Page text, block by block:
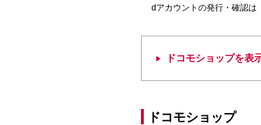
dアカウントの発行・確認は
ドコモショップを表
ドコモショップ